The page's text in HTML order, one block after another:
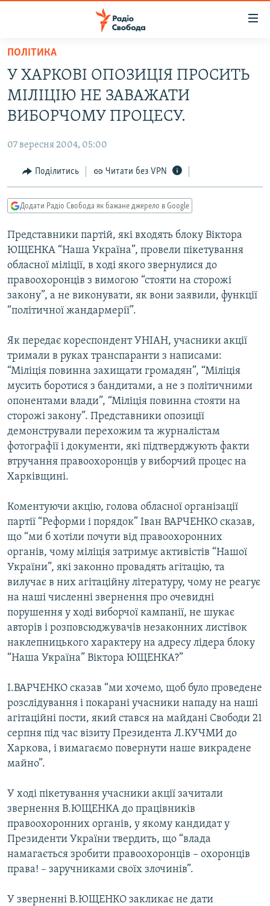
Перейти
основного
матеріалу
Перейти
до
основної
навігації
Перейти
до
пошуку
СТАТТІ
ЕКОНОМІКА
СУСПІЛЬСТВО
УКРАЇНА
РОСІЙСЬКА «ФІЛЬТРАЦІЯ»
ДОНБАС.РЕАЛІЇ
ТИ ЯК?
СХЕМИ
КИТАЙ.ВИКЛИКИ
МУЛЬТИМЕДІА
ФОТО
ПОДКАСТИ
КРИМ РЕАЛІЇ
РУС
УКР
КТАТ
ДОЛУЧАЙСЯ!
Усі сайти RFE/RL
ПОЛІТИКА
У ХАРКОВІ ОПОЗИЦІЯ ПРОСИТЬ
МІЛІЦІЮ НЕ ЗАВАЖАТИ
ВИБОРЧОМУ ПРОЦЕСУ.
07 вересня 2004, 05:00
Поділитись Читати без VPN
Додати Радіо Свобода як бажане джерело в Google
Представники партій, які входять блоку Віктора
ЮЩЕНКА “Наша Україна”, провели пікетування
обласної міліції, в ході якого звернулися до
правоохоронців з вимогою “стояти на сторожі
закону”, а не виконувати, як вони заявили, функції
“політичної жандармерії”.
Як передає кореспондент УНІАН, учасники акції
тримали в руках транспаранти з написами:
“Міліція повинна захищати громадян”, “Міліція
мусить боротися з бандитами, а не з політичними
опонентами влади”, “Міліція повинна стояти на
сторожі закону”. Представники опозиції
демонстрували перехожим та журналістам
фотографії і документи, які підтверджують факти
втручання правоохоронців у виборчий процес на
Харківщині.
Коментуючи акцію, голова обласної організації
партії “Реформи і порядок” Іван ВАРЧЕНКО сказав,
що “ми б хотіли почути від правоохоронних
органів, чому міліція затримує активістів “Нашої
України”, які законно провадять агітацію, та
вилучає в них агітаційну літературу, чому не реагує
на наші численні звернення про очевидні
порушення у ході виборчої кампанії, не шукає
авторів і розповсюджувачів незаконних листівок
наклепницького характеру на адресу лідера блоку
“Наша Україна” Віктора ЮЩЕНКА?”
І.ВАРЧЕНКО сказав “ми хочемо, щоб було проведене
розслідування і покарані учасники нападу на наші
агітаційні пости, який стався на майдані Свободи 21
серпня під час візиту Президента Л.КУЧМИ до
Харкова, і вимагаємо повернути наше викрадене
майно”.
У ході пікетування учасники акції зачитали
звернення В.ЮЩЕНКА до працівників
правоохоронних органів, у якому кандидат у
Президенти України твердить, що “влада
намагається зробити правоохоронців – охоронців
права! – заручниками своїх злочинів”.
У зверненні В.ЮЩЕНКО закликає не дати